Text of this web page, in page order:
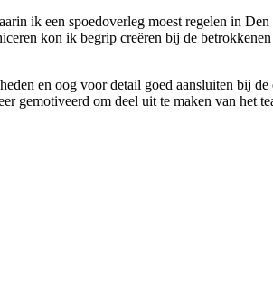
ik een spoedoverleg moest regelen in
kon ik begrip creëren bij de
en oog voor detail goed aansluiten bij
gemotiveerd om deel uit te maken van het